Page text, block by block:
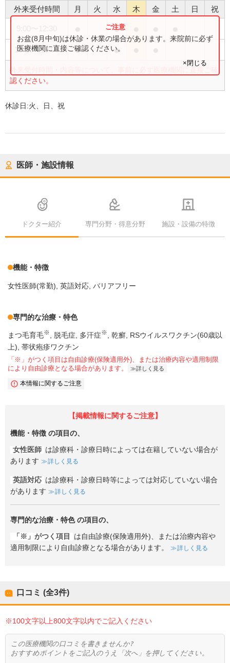
外来受付時間 月 火 水 木 金 土 日 祝
●
15:30〜18:00 ● ●
外来受付時間・内容等について、事前に必ず医療機関に直接ご確
認ください。
お盆(8月中旬)は休診・休業の場合があります。来院前に必ず
医療機関に直接ご確認ください。
×閉じる
休診日:火、日、祝
医師・施設情報
ドクター紹介 専門分野・得意分野 施設・設備の特徴
機能・特徴
女性医師(常勤) 英語対応 バリアフリー
専門的な治療・特色
まつ毛育毛※ 脱毛症 多汗症※ 乾癬 RSウイルスワクチン(60歳以
上) 帯状疱疹ワクチン
「※」がつく項目は自由診療(保険適用外)、または治療内容や適用制限
により自由診療となる場合があります。
詳しく見る
本情報に関するご注意
【掲載情報に関するご注意】
機能・特徴 の項目の、
女性医師 は診療科・診療日時によっては在籍していない場合が
あります
詳しく見る
英語対応 は診療科・診療日時等によっては対応していない場合
があります
詳しく見る
専門的な治療・特色の項目の、
「※」がつく項目
は自由診療(保険適用外)、または治療内容や
適用制限により自由診療となる場合があります。
詳しく見る
口コミ (全3件)
※100文字以上800文字以内でご記入ください